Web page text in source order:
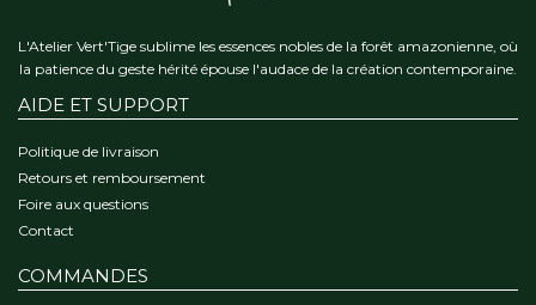
L'Atelier Vert'Tige sublime les essences nobles de la forêt amazonienne, où
la patience du geste hérité épouse l'audace de la création contemporaine.
AIDE ET SUPPORT
Politique de livraison
Retours et remboursement
Foire aux questions
Contact
COMMANDES